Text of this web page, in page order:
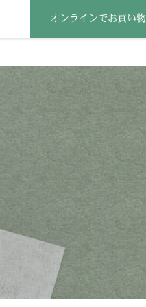
オンラインでお買い物